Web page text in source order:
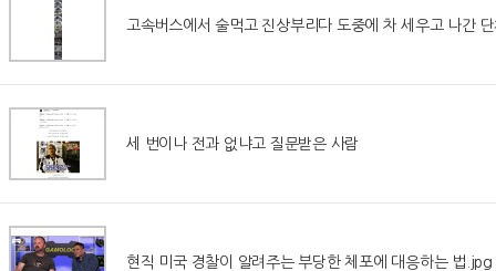
고속버스에서 술먹고 진상부리다 도중에 차 세우고 나간
세 번이나 전과 없냐고 질문받은 사람
현직 미국 경찰이 알려주는 부당한 체포에 대응하는 법.jpg